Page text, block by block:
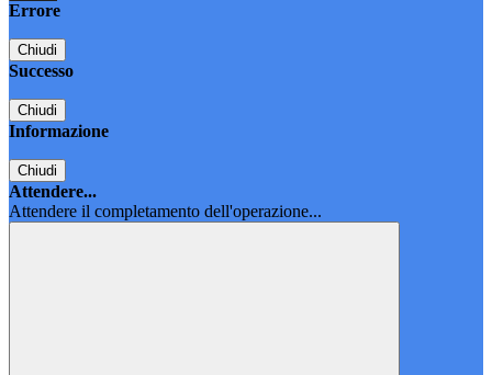
Errore
Chiudi
Successo
Chiudi
Informazione
Chiudi
Attendere...
Attendere il completamento dell'operazione...